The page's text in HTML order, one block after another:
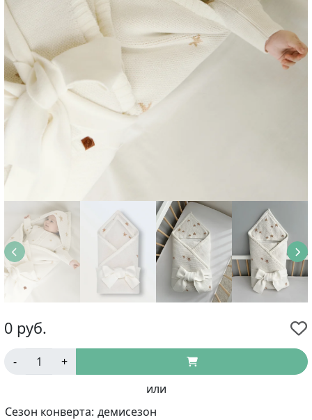
0 руб.
-
+
или
Сезон конверта: демисезон